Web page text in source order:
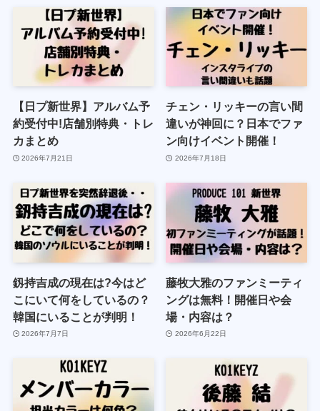
【日プ新世界】アルバム予
約受付中!店舗別特典・トレ
カまとめ
2026年7月21日
チェン・リッキーの言い間
違いが神回に？日本でファ
ン向けイベント開催！
2026年7月18日
釼持吉成の現在は?今はど
こにいて何をしているの？
韓国にいることが判明！
2026年7月7日
藤牧大雅のファンミーティ
ングは無料！開催日や会
場・内容は？
2026年6月22日